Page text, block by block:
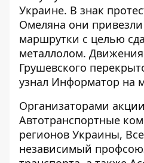
Украине. В знак
Омеляна они
маршрутки с целью
металлолом.
Грушевского
узнал Информатор на
Организаторами
Автотранспортные
регионов Украины,
независимый